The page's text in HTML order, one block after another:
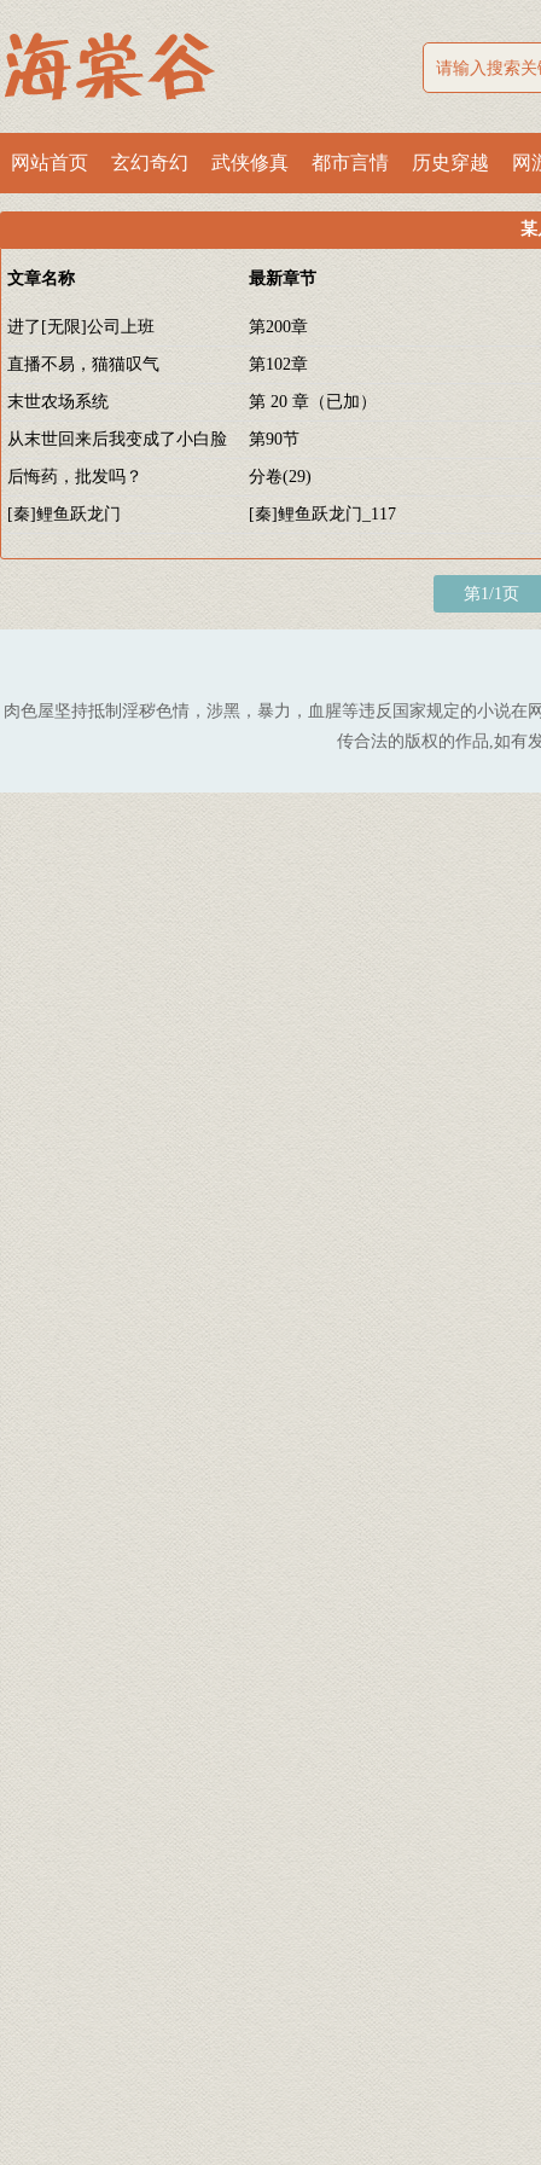
网站首页 玄幻奇幻 武侠修真 都市言情 历史穿越 网
某
文章名称 最新章节
进了[无限]公司上班 第200章
直播不易，猫猫叹气 第102章
末世农场系统 第 20 章（已加）
从末世回来后我变成了小白脸 第90节
后悔药，批发吗？ 分卷(29)
[秦]鲤鱼跃龙门 [秦]鲤鱼跃龙门_117
第1/1页
肉色屋坚持抵制淫秽色情，涉黑，暴力，血腥等违反国家规定的小说
传合法的版权的作品,如有